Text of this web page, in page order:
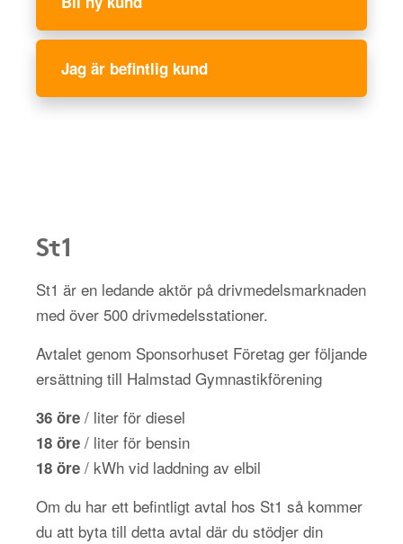
Jag är befintlig kund
St1
St1 är en ledande aktör på drivmedelsmarknaden
med över 500 drivmedelsstationer.
Avtalet genom Sponsorhuset Företag ger följande
ersättning till Halmstad Gymnastikförening
36 öre / liter för diesel
18 öre / liter för bensin
18 öre / kWh vid laddning av elbil
Om du har ett befintligt avtal hos St1 så kommer
du att byta till detta avtal där du stödjer din